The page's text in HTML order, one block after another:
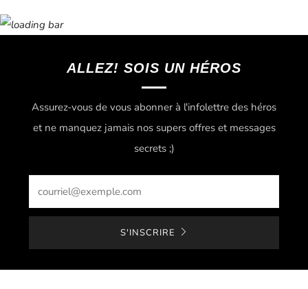
ALLEZ! SOIS UN HÉROS
Assurez-vous de vous abonner à l'infolettre des héros
et ne manquez jamais nos supers offres et messages
secrets ;)
S'INSCRIRE